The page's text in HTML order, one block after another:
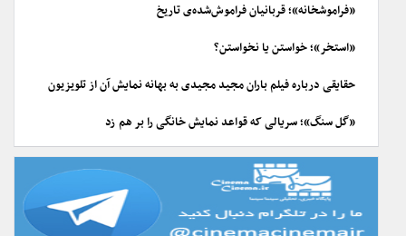
«فراموشخانه»؛ قربانیان فراموش‌شده‌ی تاریخ
«استخر»؛ خواستن یا نخواستن؟
حقایقی درباره فیلم باران مجید مجیدی به بهانه نمایش آن از تلویزیون
«گل سنگ»؛ سریالی که قواعد نمایش خانگی را بر هم زد